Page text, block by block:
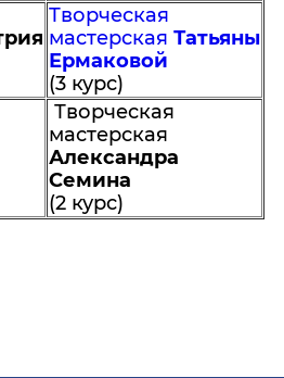
Творческая
мастерская Татьяны
Ермаковой
(3 курс)
Творческая
мастерская
Александра
Семина
(2 курс)